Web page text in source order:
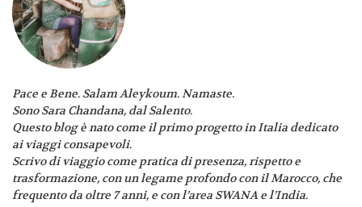
Pace e Bene. Salam Aleykoum. Namaste.
Sono Sara Chandana, dal Salento.
Questo blog è nato come il primo progetto in Italia dedicato
ai viaggi consapevoli.
Scrivo di viaggio come pratica di presenza, rispetto e
trasformazione, con un legame profondo con il Marocco, che
frequento da oltre 7 anni, e con l’area SWANA e l’India.